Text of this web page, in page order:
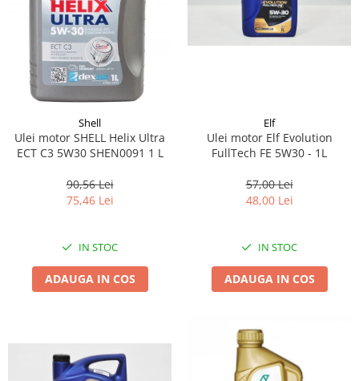
Shell
Ulei motor SHELL Helix Ultra
ECT C3 5W30 SHEN0091 1 L
90,56 Lei
75,46 Lei
IN STOC
ADAUGA IN COS
Elf
Ulei motor Elf Evolution
FullTech FE 5W30 - 1L
57,00 Lei
48,00 Lei
IN STOC
ADAUGA IN COS